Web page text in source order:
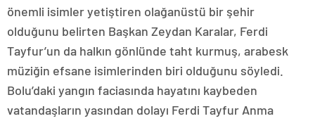
önemli isimler yetiştiren olağanüstü bir şehir
olduğunu belirten Başkan Zeydan Karalar, Ferdi
Tayfur’un da halkın gönlünde taht kurmuş, arabesk
müziğin efsane isimlerinden biri olduğunu söyledi.
Bolu’daki yangın faciasında hayatını kaybeden
vatandaşların yasından dolayı Ferdi Tayfur Anma